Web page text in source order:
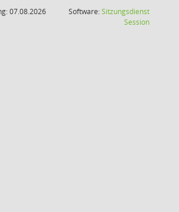
07.08.2026
Software:Sitzungsdienst
Session(Wird in